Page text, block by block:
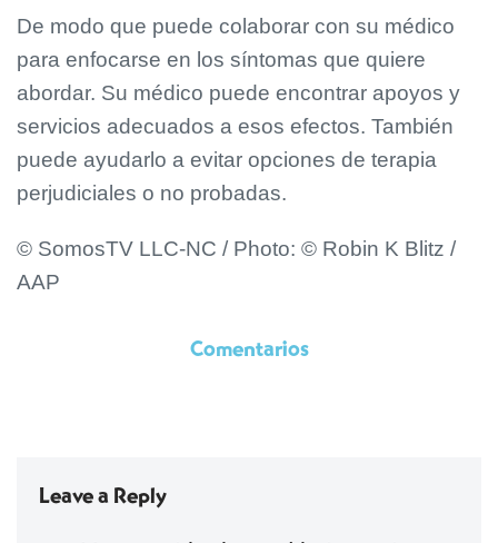
De modo que puede colaborar con su médico
para enfocarse en los síntomas que quiere
abordar. Su médico puede encontrar apoyos y
servicios adecuados a esos efectos. También
puede ayudarlo a evitar opciones de terapia
perjudiciales o no probadas.
© SomosTV LLC-NC / Photo: © Robin K Blitz /
AAP
Comentarios
Leave a Reply